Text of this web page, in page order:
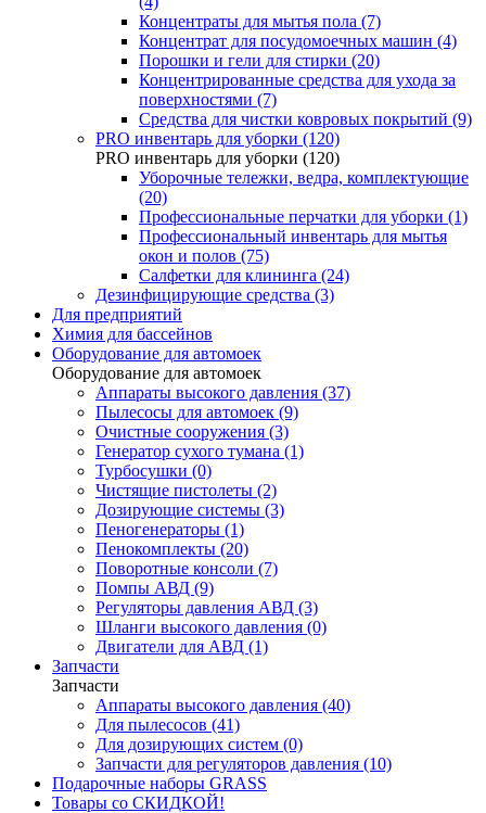
Концентраты для мытья пола (7)
Концентрат для посудомоечных машин (4)
Порошки и гели для стирки (20)
Концентрированные средства для ухода за
поверхностями (7)
Средства для чистки ковровых покрытий (9)
PRO инвентарь для уборки (120)
PRO инвентарь для уборки (120)
Уборочные тележки, ведра, комплектующие
(20)
Профессиональные перчатки для уборки (1)
Профессиональный инвентарь для мытья
окон и полов (75)
Салфетки для клининга (24)
Дезинфицирующие средства (3)
Для предприятий
Химия для бассейнов
Оборудование для автомоек
Оборудование для автомоек
Аппараты высокого давления (37)
Пылесосы для автомоек (9)
Очистные сооружения (3)
Генератор сухого тумана (1)
Турбосушки (0)
Чистящие пистолеты (2)
Дозирующие системы (3)
Пеногенераторы (1)
Пенокомплекты (20)
Поворотные консоли (7)
Помпы АВД (9)
Регуляторы давления АВД (3)
Шланги высокого давления (0)
Двигатели для АВД (1)
Запчасти
Запчасти
Аппараты высокого давления (40)
Для пылесосов (41)
Для дозирующих систем (0)
Запчасти для регуляторов давления (10)
Подарочные наборы GRASS
Товары со СКИДКОЙ!